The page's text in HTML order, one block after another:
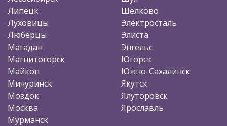
Липецк
Луховицы
Люберцы
Магадан
Магнитогорск
Майкоп
Мичуринск
Моздок
Москва
Мурманск
Щёлково
Электросталь
Элиста
Энгельс
Югорск
Южно-Сахалинск
Якутск
Ялуторовск
Ярославль